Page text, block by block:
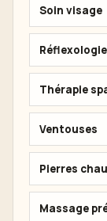
Soin visage
Thérapie
Ventouses
Pierres
Massage